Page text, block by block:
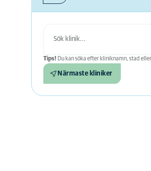
Tips! Du kan söka efter kliniknamn, stad
Närmaste kliniker